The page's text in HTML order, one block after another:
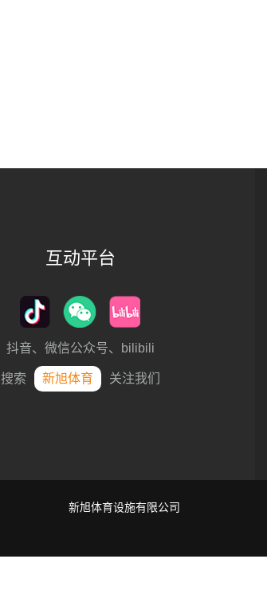
互动平台
抖音、微信公众号、bilibili
搜索 新旭体育 关注我们
新旭体育设施有限公司